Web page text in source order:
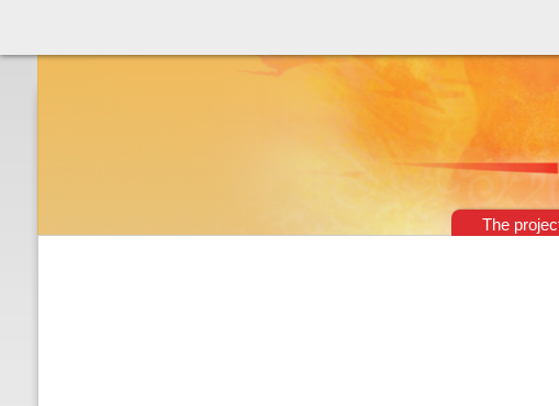
Théâtre & vaudevilles
The